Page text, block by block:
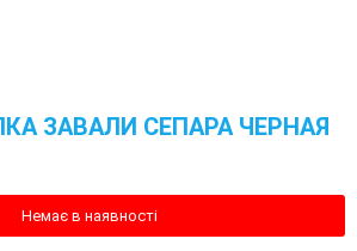
ЗАВАЛИ СЕПАРА ЧЕРНАЯ
Немає в наявності